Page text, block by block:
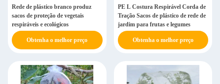
Rede de plástico branco produz
sacos de proteção de vegetais
respiráveis e ecológicos
Obtenha o melhor preço
PE L Costura Respirável Corda de
Tração Sacos de plástico de rede de
jardim para frutas e legumes
Obtenha o melhor preço